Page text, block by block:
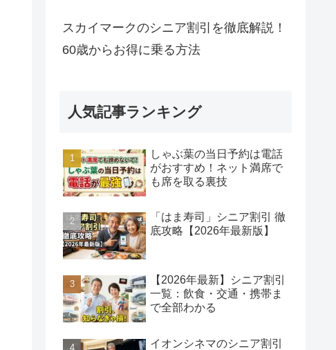
スカイマークのシニア割引を徹底解説！
60歳からお得に乗る方法
人気記事ランキング
しゃぶ葉の当日予約は電話
がおすすめ！ネット満席で
も席を取る裏技
「はま寿司」シニア割引 徹
底攻略【2026年最新版】
【2026年最新】シニア割引
一覧：飲食・交通・携帯ま
で全部わかる
イオンシネマのシニア割引